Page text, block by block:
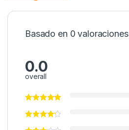
Basado en 0 valoraciones
0.0
overall